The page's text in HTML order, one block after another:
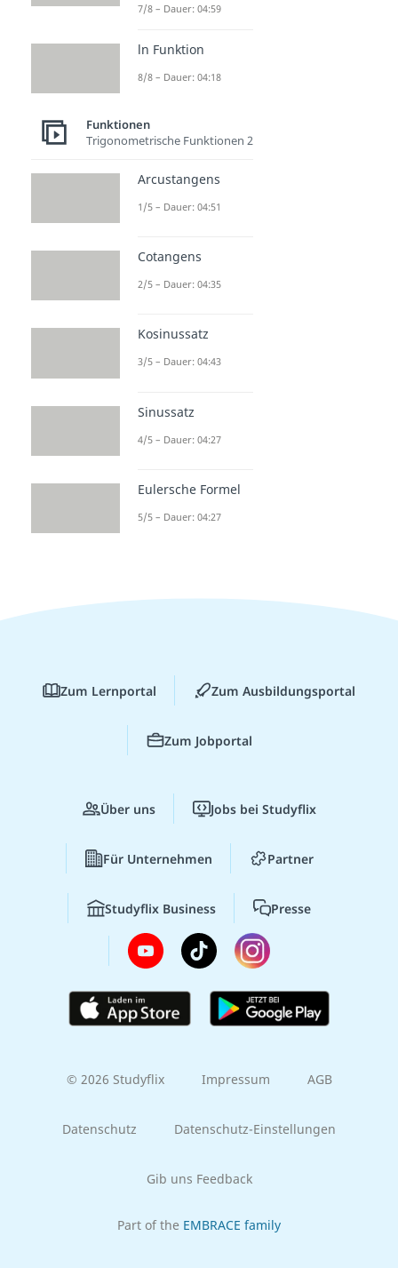
7/8 – Dauer: 04:59
ln Funktion
8/8 – Dauer: 04:18
Funktionen
Trigonometrische Funktionen 2
Arcustangens
1/5 – Dauer: 04:51
Cotangens
2/5 – Dauer: 04:35
Kosinussatz
3/5 – Dauer: 04:43
Sinussatz
4/5 – Dauer: 04:27
Eulersche Formel
5/5 – Dauer: 04:27
Zum Lernportal Zum Ausbildungsportal
Zum Jobportal
Über uns Jobs bei Studyflix
Für Unternehmen Partner
Studyflix Business Presse
© 2026 Studyflix Impressum AGB
Datenschutz Datenschutz-Einstellungen
Gib uns Feedback
Part of the EMBRACE family